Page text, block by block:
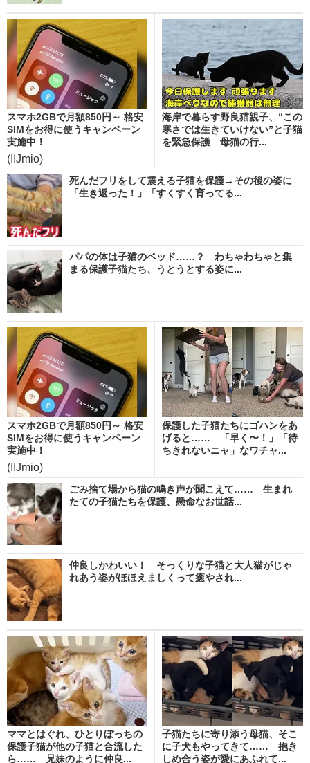
スマホ2GBで月額850円～ 格安
SIMをお得に使うキャンペーン
実施中！
(IIJmio)
海岸で暮らす野良猫親子、“この
寒さでは生きていけない”と子猫
を緊急保護 母猫の行...
死んだフリをして震える子猫を保護→その後の姿に
「生き返った！」「すくすく育ってる...
パパの体は子猫のベッド……？ わちゃわちゃと集
まる保護子猫たち、うとうとする姿に...
スマホ2GBで月額850円～ 格安
SIMをお得に使うキャンペーン
実施中！
(IIJmio)
保護した子猫たちにゴハンをあ
げると…… 「早く〜！」「待
ちきれないニャ」なワチャ...
ごみ捨て場から猫の鳴き声が聞こえて…… 生まれ
たての子猫たちを保護、懸命なお世話...
仲良しかわいい！ そっくりな子猫と大人猫がじゃ
れあう姿がほほえましくって癒やされ...
ママとはぐれ、ひとりぼっちの
保護子猫が他の子猫と合流した
ら…… 兄妹のように仲良...
子猫たちに寄り添う母猫、そこ
に子犬もやってきて…… 抱き
しめ合う姿が愛にあふれて...